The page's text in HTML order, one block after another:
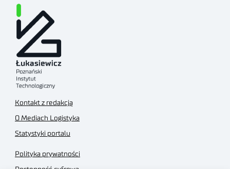
Kontakt z redakcją
O Mediach Logistyka
Statystyki portalu
Polityka prywatności